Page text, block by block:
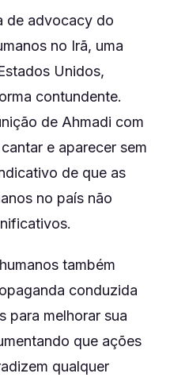
de advocacy do
no Irã, uma
Unidos,
contundente.
de Ahmadi com
e aparecer sem
de que as
no país não
também
conduzida
para melhorar sua
que ações
qualquer